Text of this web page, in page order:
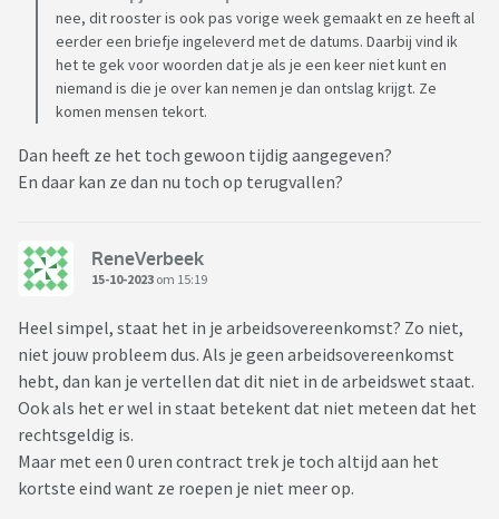
nee, dit rooster is ook pas vorige week gemaakt en ze heeft al
eerder een briefje ingeleverd met de datums. Daarbij vind ik
het te gek voor woorden dat je als je een keer niet kunt en
niemand is die je over kan nemen je dan ontslag krijgt. Ze
komen mensen tekort.
Dan heeft ze het toch gewoon tijdig aangegeven?
En daar kan ze dan nu toch op terugvallen?
ReneVerbeek
15-10-2023 om 15:19
Heel simpel, staat het in je arbeidsovereenkomst? Zo niet,
niet jouw probleem dus. Als je geen arbeidsovereenkomst
hebt, dan kan je vertellen dat dit niet in de arbeidswet staat.
Ook als het er wel in staat betekent dat niet meteen dat het
rechtsgeldig is.
Maar met een 0 uren contract trek je toch altijd aan het
kortste eind want ze roepen je niet meer op.